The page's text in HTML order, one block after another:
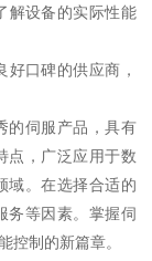
解设备的实际性能
口碑的供应商，
的伺服产品，具有
点，广泛应用于数
域。在选择合适的
务等因素。掌握伺
控制的新篇章。